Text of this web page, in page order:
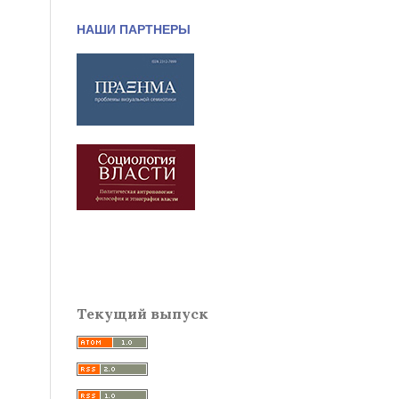
НАШИ ПАРТНЕРЫ
Текущий выпуск